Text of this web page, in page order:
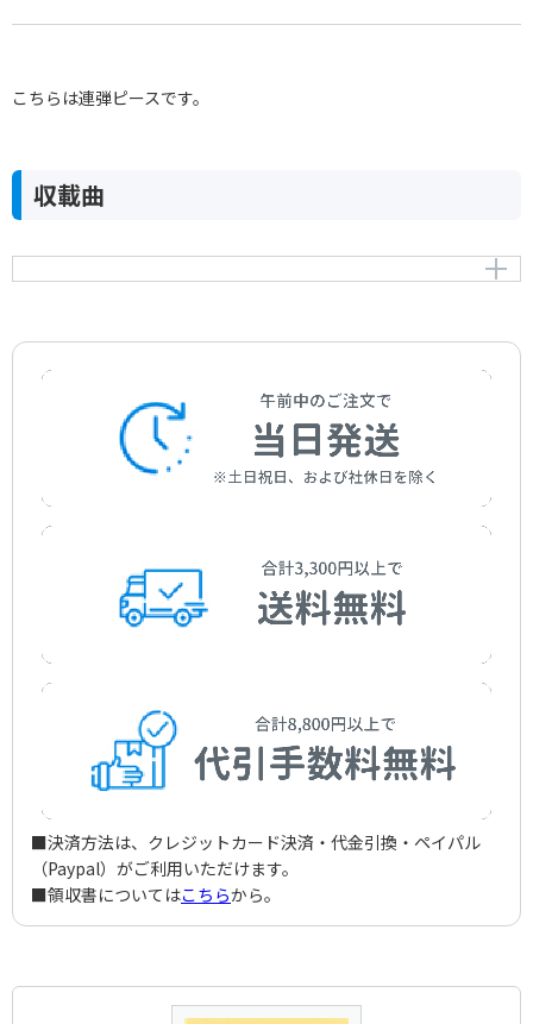
こちらは連弾ピースです。
収載曲
6つの易しい小品「1.ソナチネ」ハ長調 Op.3-1（連弾）
作曲者：ウェーバー，カール
■決済方法は、クレジットカード決済・代金引換・ペイパル
（Paypal）がご利用いただけます。
■領収書についてはこちらから。